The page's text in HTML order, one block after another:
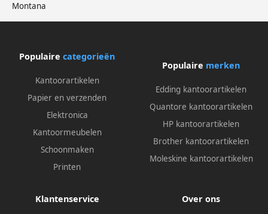
Montana
Populaire categorieën
Kantoorartikelen
Papier en verzenden
Elektronica
Kantoormeubelen
Schoonmaken
Printen
Populaire merken
Edding kantoorartikelen
Quantore kantoorartikelen
HP kantoorartikelen
Brother kantoorartikelen
Moleskine kantoorartikelen
Klantenservice Over ons